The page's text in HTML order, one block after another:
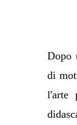
Dopo
di
l'arte